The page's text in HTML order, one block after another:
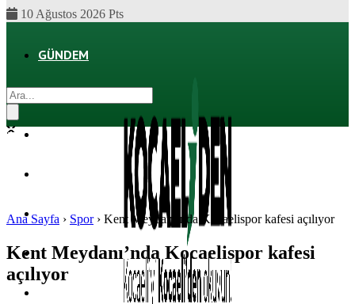
10 Ağustos 2026 Pts
GÜNDEM
SPOR
MAGAZIN
Ana Sayfa › Spor› Kent Meydanı’nda Kocaelispor kafesi açılıyor
Kent Meydanı’nda Kocaelispor kafesi
açılıyor